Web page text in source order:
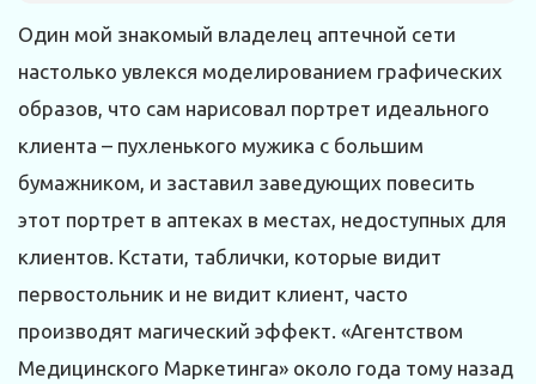
Один мой знакомый владелец аптечной сети
настолько увлекся моделированием графических
образов, что сам нарисовал портрет идеального
клиента – пухленького мужика с большим
бумажником, и заставил заведующих повесить
этот портрет в аптеках в местах, недоступных для
клиентов. Кстати, таблички, которые видит
первостольник и не видит клиент, часто
производят магический эффект. «Агентством
Медицинского Маркетинга» около года тому назад